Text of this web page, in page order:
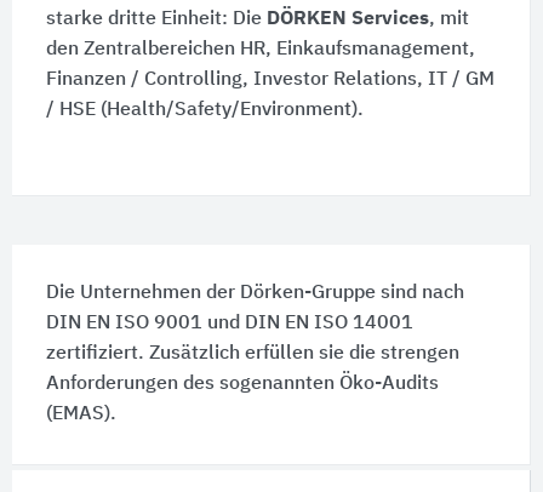
starke dritte Einheit: DieDÖRKEN Services, mit
den Zentralbereichen HR, Einkaufsmanagement,
Finanzen / Controlling, Investor Relations, IT / GM
/ HSE (Health/Safety/Environment).
Die Unternehmen der Dörken-Gruppe sind nach
DIN EN ISO 9001 und DIN EN ISO 14001
zertifiziert. Zusätzlich erfüllen sie die strengen
Anforderungen des sogenannten Öko-Audits
(EMAS).